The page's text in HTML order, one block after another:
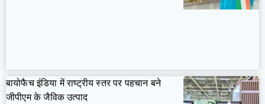
बायोफैच इंडिया में राष्ट्रीय स्तर पर पहचान बने
जीपीएम के जैविक उत्पाद